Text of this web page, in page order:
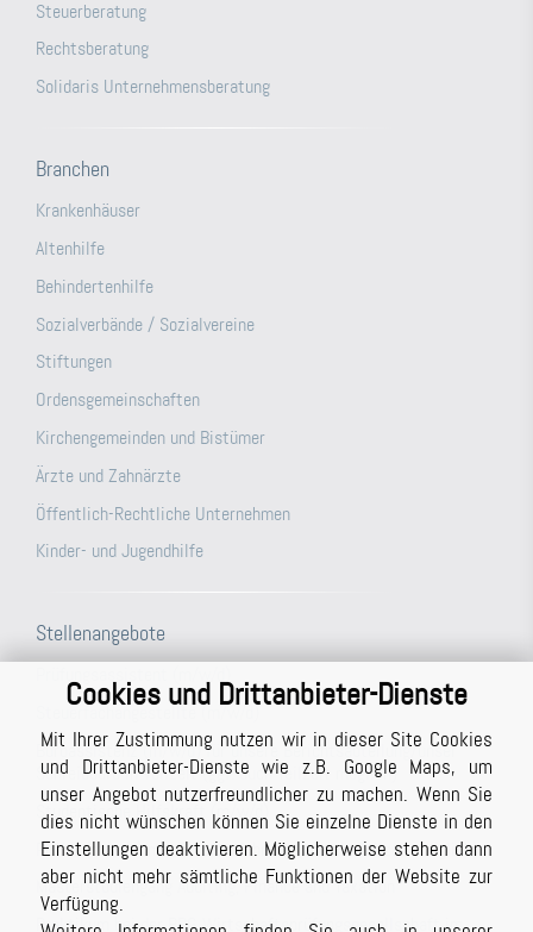
Cookies und Drittanbieter-Dienste
Mit Ihrer Zustimmung nutzen wir in dieser Site Cookies
und Drittanbieter-Dienste wie z.B. Google Maps, um
unser Angebot nutzerfreundlicher zu machen. Wenn Sie
dies nicht wünschen können Sie einzelne Dienste in den
Einstellungen deaktivieren. Möglicherweise stehen dann
aber nicht mehr sämtliche Funktionen der Website zur
Verfügung.
Steuerberatung
Rechtsberatung
Solidaris Unternehmensberatung
Branchen
Krankenhäuser
Altenhilfe
Behindertenhilfe
Sozialverbände / Sozialvereine
Stiftungen
Ordensgemeinschaften
Kirchengemeinden und Bistümer
Ärzte und Zahnärzte
Öffentlich-Rechtliche Unternehmen
Kinder- und Jugendhilfe
Stellenangebote
Steuerfachangestellte (m/w/d)
Büroassistenz (m/w/d) für unsere Berichtsabteilung/unser
Schreibbüro in Vollzeit (ggf. auch Teilzeit möglich)
Studentische Hilfskraft (m/w/d)
Prüfer (m/w/d) mit Berufserfahrung (auch in Teilzeit möglich)
Masterstudiengang Auditing, Finance and Taxation
Praktikum bei der BPG Wirtschaftsprüfungsgesellschaft im